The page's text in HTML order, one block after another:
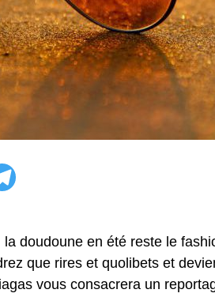
doudoune en été reste le
que rires et quolibets et
vous consacrera un